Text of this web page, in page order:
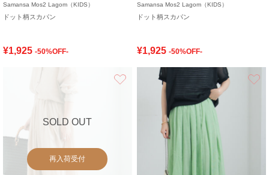
Samansa Mos2 Lagom（KIDS）
ドット柄スカパン
¥1,925 -50%OFF-
Samansa Mos2 Lagom（KIDS）
ドット柄スカパン
¥1,925 -50%OFF-
SOLD OUT
再入荷受付
お気に入り